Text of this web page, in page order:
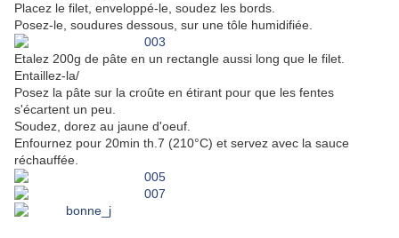
Placez le filet, enveloppé-le, soudez les bords.
Posez-le, soudures dessous, sur une tôle humidifiée.
Etalez 200g de pâte en un rectangle aussi long que le filet.
Entaillez-la/
Posez la pâte sur la croûte en étirant pour que les fentes
s'écartent un peu.
Soudez, dorez au jaune d'oeuf.
Enfournez pour 20min th.7 (210°C) et servez avec la sauce
réchauffée.